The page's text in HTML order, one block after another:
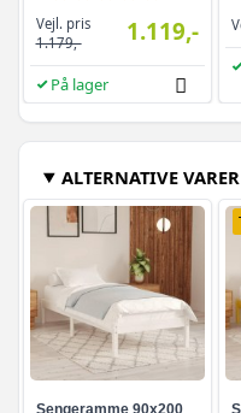
Vejl. pris
1.179,-
1.119,-
På lager
ALTERNATIVE VARER
Sengeramme 90x200